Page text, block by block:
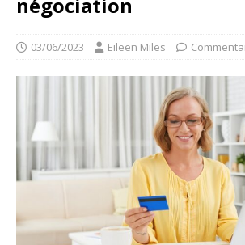
négociation
03/06/2023 Eileen Miles